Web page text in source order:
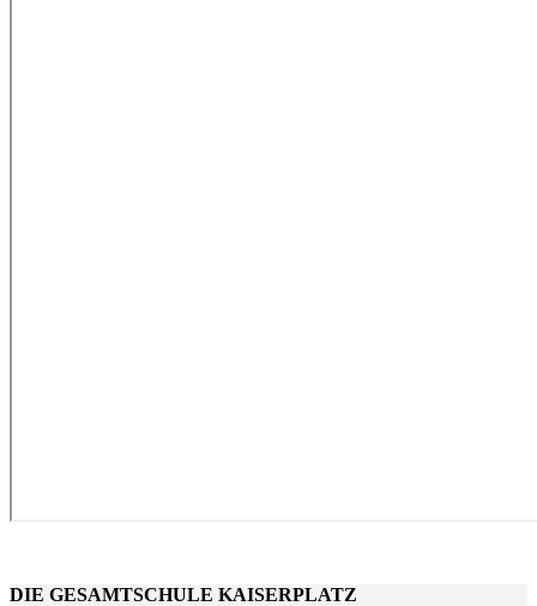
DIE GESAMTSCHULE KAISERPLATZ